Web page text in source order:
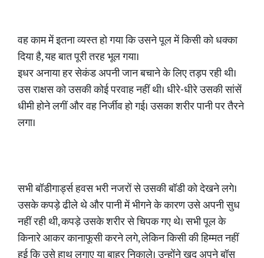
​वह काम में इतना व्यस्त हो गया कि उसने पूल में किसी को धक्का
दिया है, यह बात पूरी तरह भूल गया।
​इधर अनाया हर सेकंड अपनी जान बचाने के लिए तड़प रही थी।
उस राक्षस को उसकी कोई परवाह नहीं थी। धीरे-धीरे उसकी सांसें
धीमी होने लगीं और वह निर्जीव हो गई। उसका शरीर पानी पर तैरने
लगा।
​सभी बॉडीगार्ड्स हवस भरी नजरों से उसकी बॉडी को देखने लगे।
उसके कपड़े ढीले थे और पानी में भीगने के कारण उसे अपनी सुध
नहीं रही थी, कपड़े उसके शरीर से चिपक गए थे। सभी पूल के
किनारे आकर कानाफूसी करने लगे, लेकिन किसी की हिम्मत नहीं